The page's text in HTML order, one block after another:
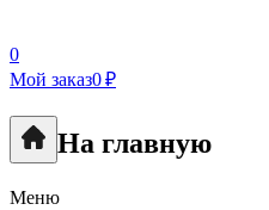
0
Мой заказ0 ₽
На главную
Меню